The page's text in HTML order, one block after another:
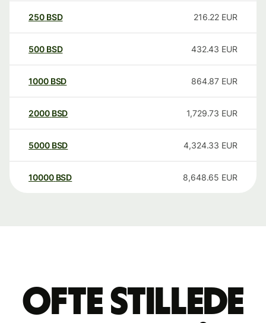
250 BSD 216.22 EUR
500 BSD 432.43 EUR
1000 BSD 864.87 EUR
2000 BSD 1,729.73 EUR
5000 BSD 4,324.33 EUR
10000 BSD 8,648.65 EUR
Ofte stillede